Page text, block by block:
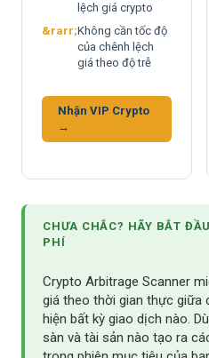
lệch giá crypto
Không cần tốc độ
của chênh lệch
giá theo độ trễ
Nhận VIP Crypto
→
CHƯA CHẮC? HÃY BẮT
PHÍ
Crypto Arbitrage Scanner
giá theo thời gian thực giữa
hiện bất kỳ giao dịch nào.
sàn và tài sản nào tạo ra